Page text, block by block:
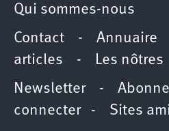
Qui sommes-nous
Contact - Annuaire
articles - Les nôtres
Newsletter-
connecter- Sites